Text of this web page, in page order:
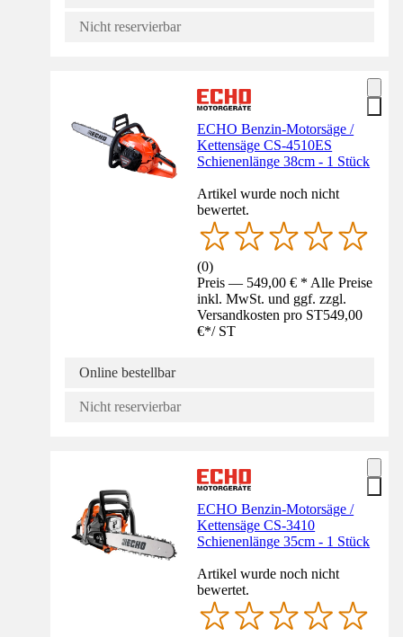
Nicht reservierbar
ECHO Benzin-Motorsäge /
Kettensäge CS-4510ES
Schienenlänge 38cm - 1 Stück
Artikel wurde noch nicht
bewertet.
(0)
Preis — 549,00 € * Alle Preise
inkl. MwSt. und ggf. zzgl.
Versandkosten pro ST549,00
€*/ ST
Online bestellbar
Nicht reservierbar
ECHO Benzin-Motorsäge /
Kettensäge CS-3410
Schienenlänge 35cm - 1 Stück
Artikel wurde noch nicht
bewertet.